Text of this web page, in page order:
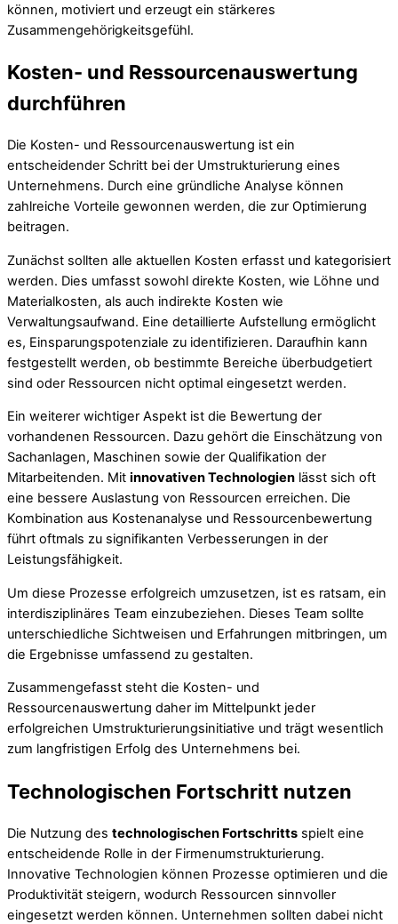
können, motiviert und erzeugt ein stärkeres
Zusammengehörigkeitsgefühl.
Kosten- und Ressourcenauswertung
durchführen
Die Kosten- und Ressourcenauswertung ist ein
entscheidender Schritt bei der Umstrukturierung eines
Unternehmens. Durch eine gründliche Analyse können
zahlreiche Vorteile gewonnen werden, die zur Optimierung
beitragen.
Zunächst sollten alle aktuellen Kosten erfasst und kategorisiert
werden. Dies umfasst sowohl direkte Kosten, wie Löhne und
Materialkosten, als auch indirekte Kosten wie
Verwaltungsaufwand. Eine detaillierte Aufstellung ermöglicht
es, Einsparungspotenziale zu identifizieren. Daraufhin kann
festgestellt werden, ob bestimmte Bereiche überbudgetiert
sind oder Ressourcen nicht optimal eingesetzt werden.
Ein weiterer wichtiger Aspekt ist die Bewertung der
vorhandenen Ressourcen. Dazu gehört die Einschätzung von
Sachanlagen, Maschinen sowie der Qualifikation der
Mitarbeitenden. Mit innovativen Technologien lässt sich oft
eine bessere Auslastung von Ressourcen erreichen. Die
Kombination aus Kostenanalyse und Ressourcenbewertung
führt oftmals zu signifikanten Verbesserungen in der
Leistungsfähigkeit.
Um diese Prozesse erfolgreich umzusetzen, ist es ratsam, ein
interdisziplinäres Team einzubeziehen. Dieses Team sollte
unterschiedliche Sichtweisen und Erfahrungen mitbringen, um
die Ergebnisse umfassend zu gestalten.
Zusammengefasst steht die Kosten- und
Ressourcenauswertung daher im Mittelpunkt jeder
erfolgreichen Umstrukturierungsinitiative und trägt wesentlich
zum langfristigen Erfolg des Unternehmens bei.
Technologischen Fortschritt nutzen
Die Nutzung des technologischen Fortschritts spielt eine
entscheidende Rolle in der Firmenumstrukturierung.
Innovative Technologien können Prozesse optimieren und die
Produktivität steigern, wodurch Ressourcen sinnvoller
eingesetzt werden können. Unternehmen sollten dabei nicht